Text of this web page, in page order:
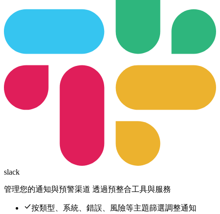
slack
管理您的通知與預警渠道 透過預整合工具與服務
按類型、系統、錯誤、風險等主題篩選調整通知